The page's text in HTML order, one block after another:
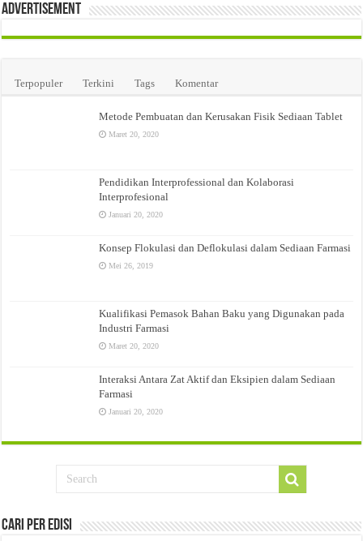
Advertisement
Terpopuler Terkini Tags Komentar
Metode Pembuatan dan Kerusakan Fisik Sediaan Tablet
Maret 20, 2020
Pendidikan Interprofessional dan Kolaborasi
Interprofesional
Januari 20, 2020
Konsep Flokulasi dan Deflokulasi dalam Sediaan Farmasi
Mei 26, 2019
Kualifikasi Pemasok Bahan Baku yang Digunakan pada
Industri Farmasi
Maret 20, 2020
Interaksi Antara Zat Aktif dan Eksipien dalam Sediaan
Farmasi
Januari 20, 2020
Cari Per Edisi